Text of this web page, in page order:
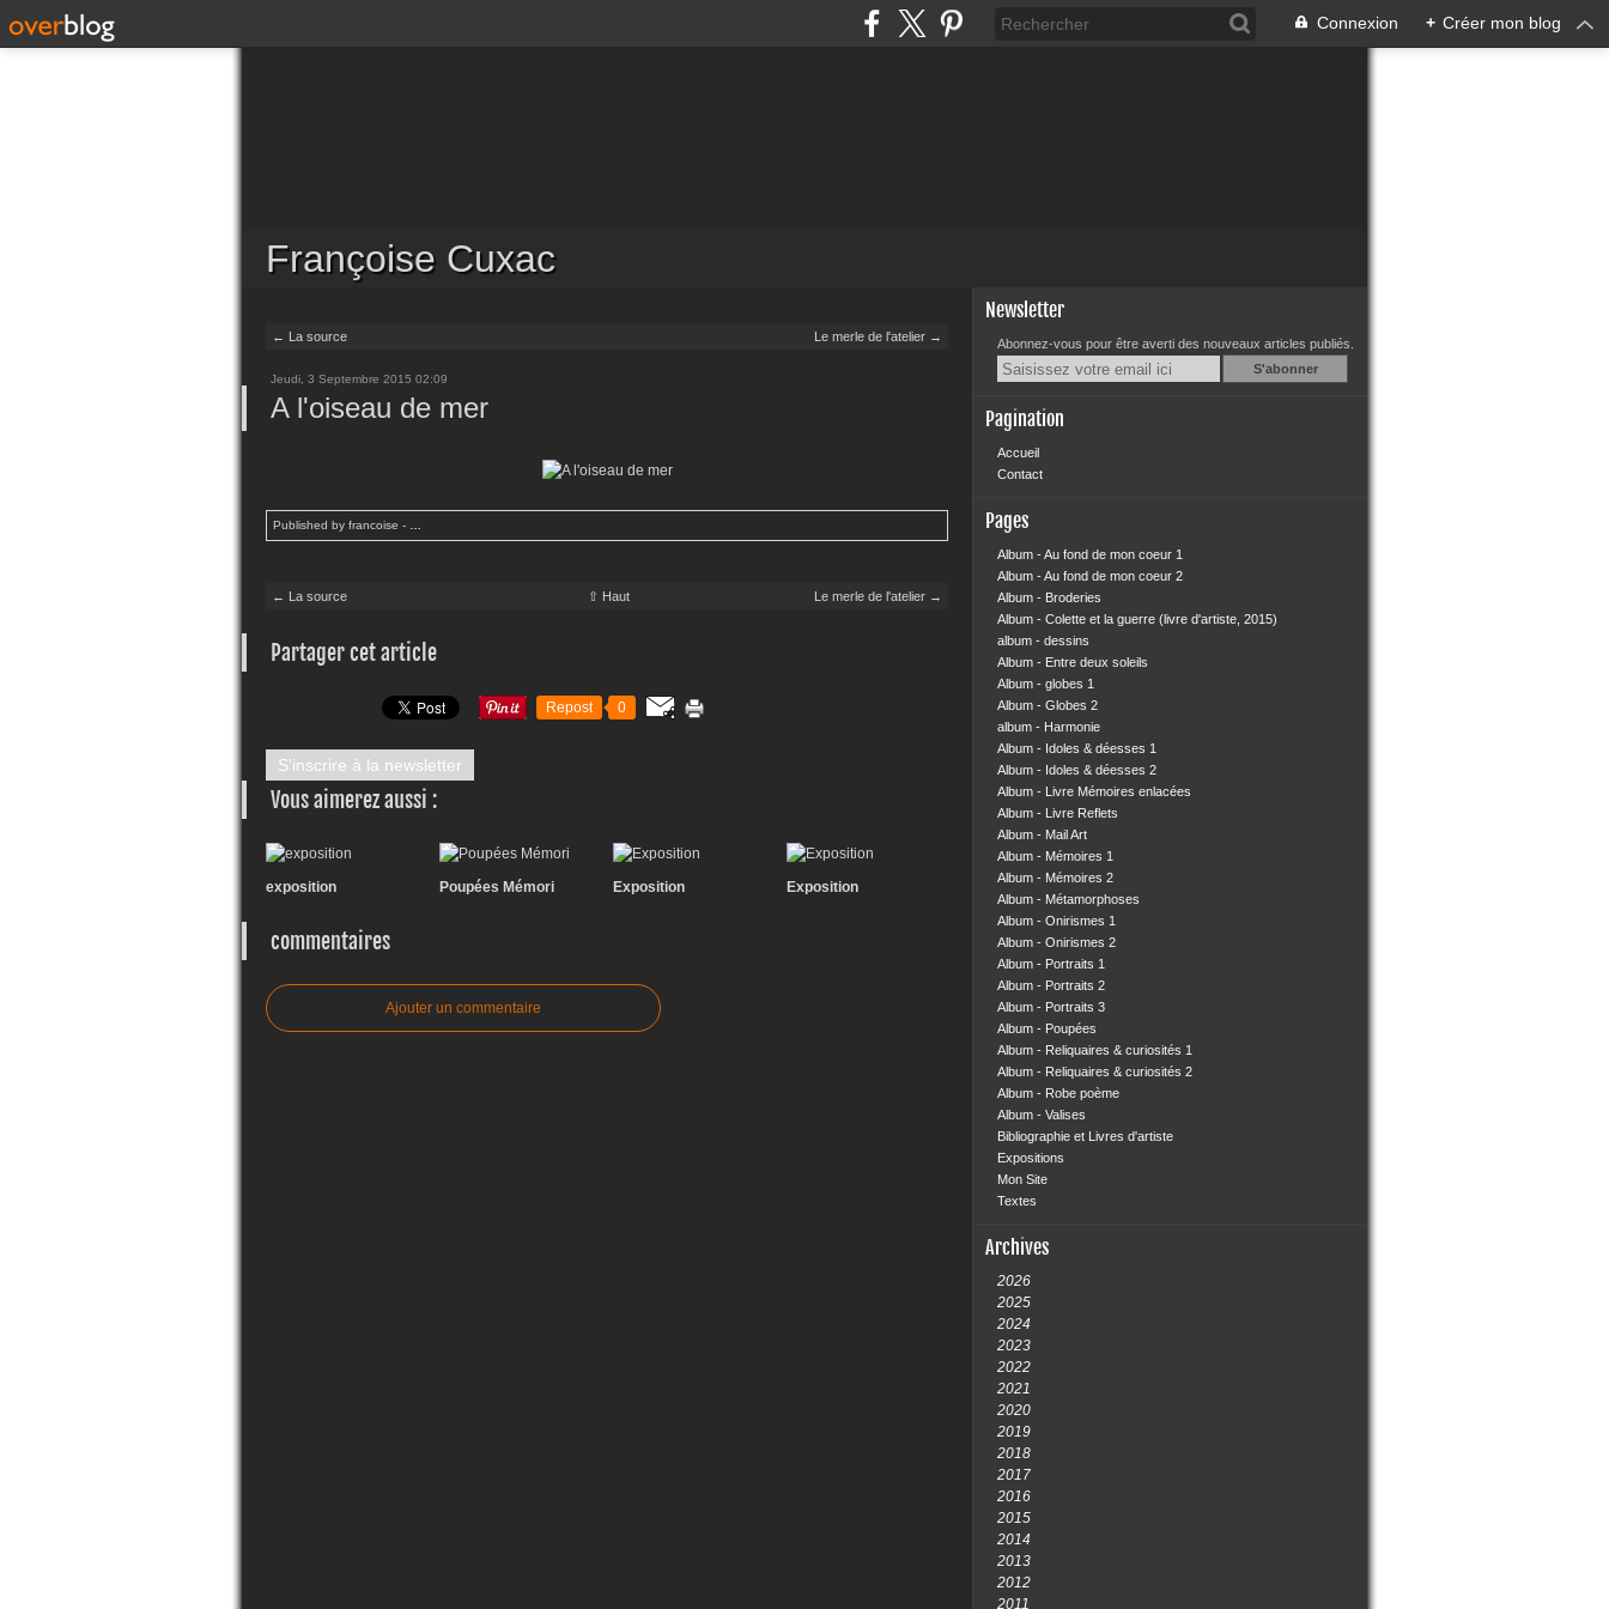
Connexion + Créer mon blog
Françoise Cuxac
← La source Le merle de l'atelier →
Jeudi, 3 Septembre 2015 02:09
A l'oiseau de mer
Published by francoise -
← La source ⇧ Haut Le merle de l'atelier →
Partager cet article
Repost 0
S'inscrire à la newsletter
Vous aimerez aussi :
exposition Poupées Mémori Exposition Exposition
commentaires
Ajouter un commentaire
Newsletter
Abonnez-vous pour être averti des nouveaux articles publiés.
Email
Pagination
Accueil
Contact
Pages
Album - Au fond de mon coeur 1
Album - Au fond de mon coeur 2
Album - Broderies
Album - Colette et la guerre (livre d'artiste, 2015)
album - dessins
Album - Entre deux soleils
Album - globes 1
Album - Globes 2
album - Harmonie
Album - Idoles & déesses 1
Album - Idoles & déesses 2
Album - Livre Mémoires enlacées
Album - Livre Reflets
Album - Mail Art
Album - Mémoires 1
Album - Mémoires 2
Album - Métamorphoses
Album - Onirismes 1
Album - Onirismes 2
Album - Portraits 1
Album - Portraits 2
Album - Portraits 3
Album - Poupées
Album - Reliquaires & curiosités 1
Album - Reliquaires & curiosités 2
Album - Robe poème
Album - Valises
Bibliographie et Livres d'artiste
Expositions
Mon Site
Textes
Archives
2026
2025
2024
2023
2022
2021
2020
2019
2018
2017
2016
2015
2014
2013
2012
2011